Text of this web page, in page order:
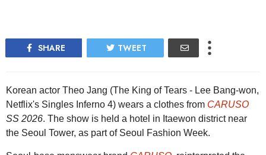
SHARE TWEET
Korean actor Theo Jang (The King of Tears - Lee Bang-won,
Netflix's Singles Inferno 4) wears a clothes from CARUSO
SS 2026. The show is held a hotel in Itaewon district near
the Seoul Tower, as part of Seoul Fashion Week.